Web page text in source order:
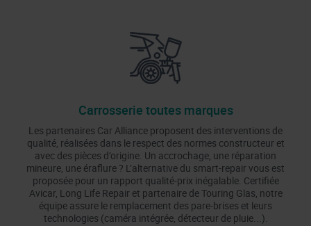
Carrosserie toutes marques
Les partenaires Car Alliance proposent des interventions de
qualité, réalisées dans le respect des normes constructeur et
avec des pièces d’origine. Un accrochage, une réparation
mineure, une éraflure ? L’alternative du smart-repair vous est
proposée pour un rapport qualité-prix inégalable. Certifiée
Avicar, Long Life Repair et partenaire de Touring Glas, notre
équipe assure le remplacement des pare-brises et leurs
technologies (caméra intégrée, détecteur de pluie...).